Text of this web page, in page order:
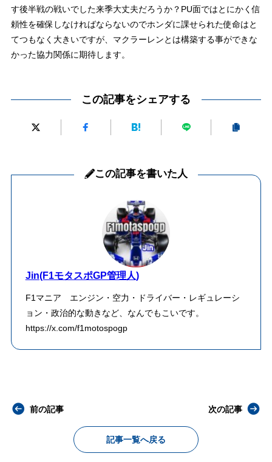
す後半戦の戦いでした来季大丈夫だろうか？PU面ではとにかく信
頼性を確保しなければならないのでホンダに課せられた使命はと
てつもなく大きいですが、マクラーレンとは構築する事ができな
かった協力関係に期待します。
この記事をシェアする
この記事を書いた人
Jin(F1モタスポGP管理人)
F1マニア エンジン・空力・ドライバー・レギュレーシ
ョン・政治的な動きなど、なんでもこいです。
https://x.com/f1motospogp
前の記事
記事一覧へ戻る
次の記事